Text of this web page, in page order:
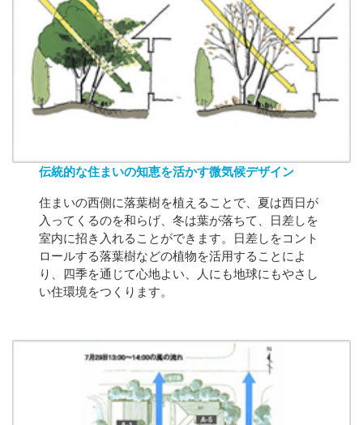
伝統的な住まいの知恵を活かす微気候デザイン
住まいの西側に落葉樹を植えることで、夏は西日が
入ってくるのを和らげ、冬は葉が落ちて、日差しを
室内に招き入れることができます。日差しをコント
ロールする落葉樹などの植物を活用することによ
り、四季を通じて心地よい、人にも地球にもやさし
い住環境をつくります。